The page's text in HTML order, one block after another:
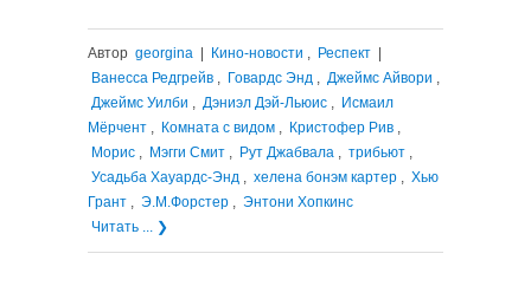
Автор georgina Кино-новости , Респект
Ванесса Редгрейв , Говардс Энд , Джеймс Айвори ,
Джеймс Уилби , Дэниэл Дэй-Льюис , Исмаил
Мёрчент , Комната с видом , Кристофер Рив ,
Морис , Мэгги Смит , Рут Джабвала , трибьют ,
Усадьба Хауардс-Энд , хелена бонэм картер , Хью
Грант , Э.М.Форстер , Энтони Хопкинс
Читать ... ❯